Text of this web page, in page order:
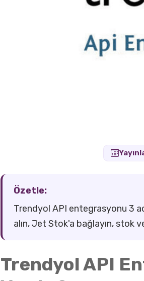
Özetle:
Trendyol API entegrasyonu 3
alın, Jet Stok'a bağlayın, stok
Trendyol API